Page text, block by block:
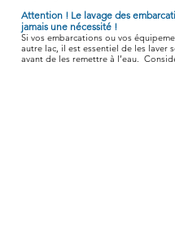
Attention ! Le lavage des
jamais une nécessité !
Si vos embarcations ou vos
autre lac, il est essentiel de les laver
avant de les remettre à l’eau.